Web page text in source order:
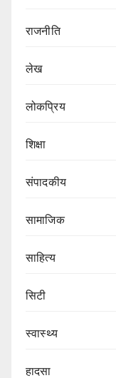
राजनीति
लेख
लोकप्रिय
शिक्षा
संपादकीय
सामाजिक
साहित्य
सिटी
स्वास्थ्य
हादसा